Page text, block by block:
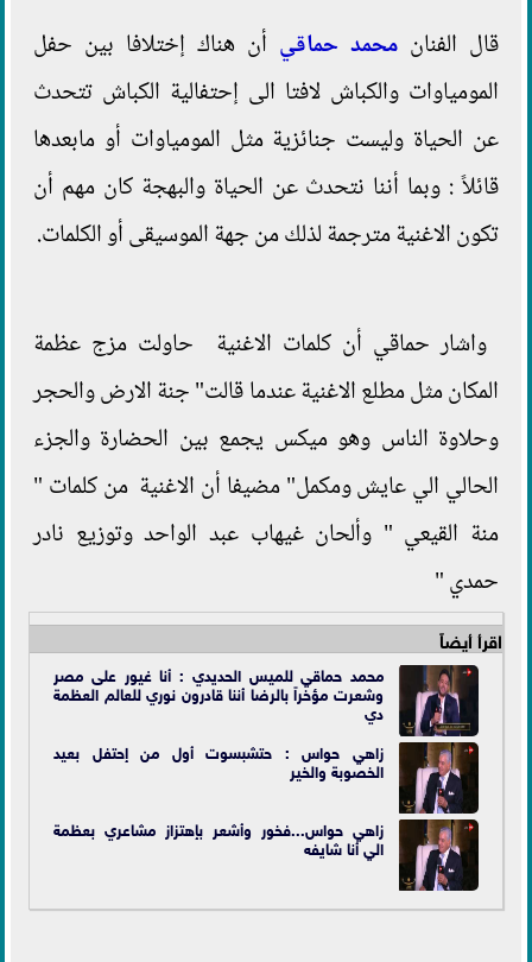
قال الفنان محمد حماقي أن هناك إختلافا بين حفل
المومياوات والكباش لافتا الى إحتفالية الكباش تتحدث
عن الحياة وليست جنائزية مثل المومياوات أو مابعدها
قائلاً : وبما أننا نتحدث عن الحياة والبهجة كان مهم أن
تكون الاغنية مترجمة لذلك من جهة الموسيقى أو الكلمات.
واشار حماقي أن كلمات الاغنية حاولت مزج عظمة
المكان مثل مطلع الاغنية عندما قالت" جنة الارض والحجر
وحلاوة الناس وهو ميكس يجمع بين الحضارة والجزء
الحالي الي عايش ومكمل" مضيفا أن الاغنية من كلمات "
منة القيعي " وألحان غيهاب عبد الواحد وتوزيع نادر
حمدي "
اقرأ أيضاً
محمد حماقي للميس الحديدي : أنا غيور على مصر
وشعرت مؤخراً بالرضا أننا قادرون نوري للعالم العظمة
دي
زاهي حواس : حتشبسوت أول من إحتفل بعيد
الخصوبة والخير
زاهي حواس...فخور وأشعر بإهتزاز مشاعري بعظمة
الي أنا شايفه